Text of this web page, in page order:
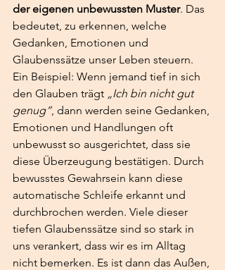
der eigenen unbewussten Muster. Das
bedeutet, zu erkennen, welche
Gedanken, Emotionen und
Glaubenssätze unser Leben steuern.
Ein Beispiel: Wenn jemand tief in sich
den Glauben trägt „Ich bin nicht gut
genug“, dann werden seine Gedanken,
Emotionen und Handlungen oft
unbewusst so ausgerichtet, dass sie
diese Überzeugung bestätigen. Durch
bewusstes Gewahrsein kann diese
automatische Schleife erkannt und
durchbrochen werden. Viele dieser
tiefen Glaubenssätze sind so stark in
uns verankert, dass wir es im Alltag
nicht bemerken. Es ist dann das Außen,